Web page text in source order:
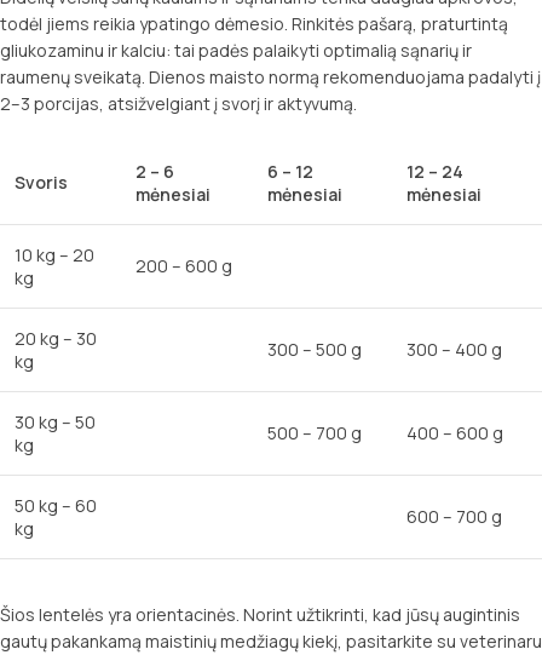
todėl jiems reikia ypatingo dėmesio. Rinkitės pašarą, praturtintą
gliukozaminu ir kalciu: tai padės palaikyti optimalią sąnarių ir
raumenų sveikatą. Dienos maisto normą rekomenduojama padalyti į
2–3 porcijas, atsižvelgiant į svorį ir aktyvumą.
Svoris
2 – 6
mėnesiai
6 – 12
mėnesiai
12 – 24
mėnesiai
10 kg – 20
kg
200 – 600 g
20 kg – 30
kg
300 – 500 g 300 – 400 g
30 kg – 50
kg
500 – 700 g 400 – 600 g
50 kg – 60
kg
600 – 700 g
Šios lentelės yra orientacinės. Norint užtikrinti, kad jūsų augintinis
gautų pakankamą maistinių medžiagų kiekį, pasitarkite su veterinaru